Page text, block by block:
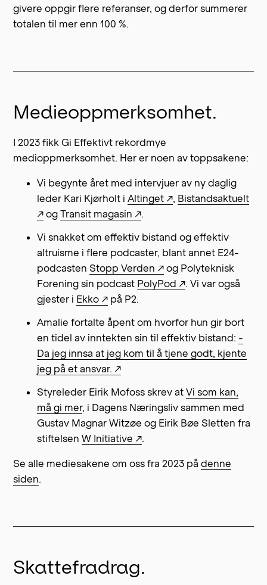
givere oppgir flere referanser, og derfor summerer
totalen til mer enn 100 %.
Medieoppmerksomhet.
I 2023 fikk Gi Effektivt rekordmye
medioppmerksomhet. Her er noen av toppsakene:
Vi begynte året med intervjuer av ny daglig
leder Kari Kjørholt iAltinget ↗, Bistandsaktuelt
↗ ogTransit magasin ↗.
Vi snakket om effektiv bistand og effektiv
altruisme i flere podcaster, blant annet E24-
podcasten Stopp Verden ↗ og Polyteknisk
Forening sin podcast PolyPod ↗. Vi var også
gjester i Ekko ↗ på P2.
Amalie fortalte åpent om hvorfor hun gir bort
en tidel av inntekten sin til effektiv bistand: -
Da jeg innsa at jeg kom til å tjene godt, kjente
jeg på et ansvar. ↗
Styreleder Eirik Mofoss skrev atVi som kan,
må gi mer, i Dagens Næringsliv sammen med
Gustav Magnar Witzøe og Eirik Bøe Sletten fra
stiftelsenW Initiative ↗.
Se alle mediesakene om oss fra 2023 pådenne
siden.
Skattefradrag.